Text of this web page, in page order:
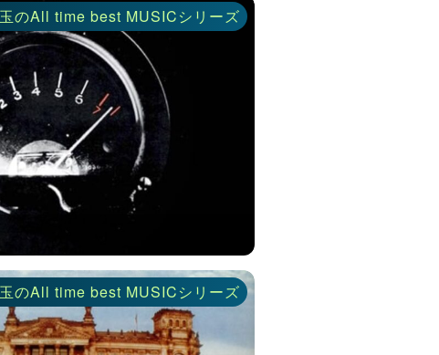
のAll time best MUSICシリーズ
のAll time best MUSICシリーズ